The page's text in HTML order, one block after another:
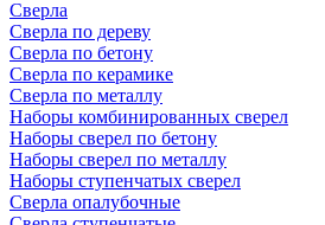
Сверла
Сверла по дереву
Сверла по бетону
Сверла по керамике
Сверла по металлу
Наборы комбинированных сверел
Наборы сверел по бетону
Наборы сверел по металлу
Наборы ступенчатых сверел
Сверла опалубочные